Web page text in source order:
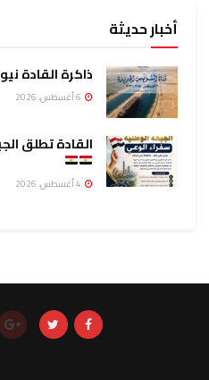
أخبار حديثة
ذاكرة القادة
القادة تطلق